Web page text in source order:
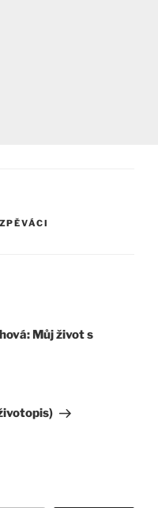
ZPĚVÁCI
Můj život s